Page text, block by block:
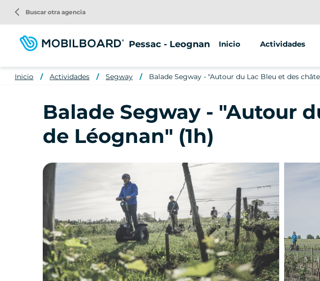
contenido
principal
Pessac - Leognan Inicio Actividades
Segway
arrow_back_ios Buscar otra agencia
Inicio Actividades Segway Balade Segway - "Autour du Lac Bleu et des
Balade Segway - "Autour
de Léognan" (1h)